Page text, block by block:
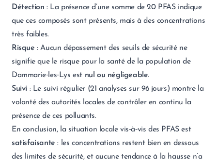
Détection : La présence d’une somme de 20 PFAS indique
que ces composés sont présents, mais à des concentrations
très faibles.
Risque : Aucun dépassement des seuils de sécurité ne
signifie que le risque pour la santé de la population de
Dammarie‑les‑Lys est nul ou négligeable.
Suivi : Le suivi régulier (21 analyses sur 96 jours) montre la
volonté des autorités locales de contrôler en continu la
présence de ces polluants.
En conclusion, la situation locale vis‑à‑vis des PFAS est
satisfaisante : les concentrations restent bien en dessous
des limites de sécurité, et aucune tendance à la hausse n’a